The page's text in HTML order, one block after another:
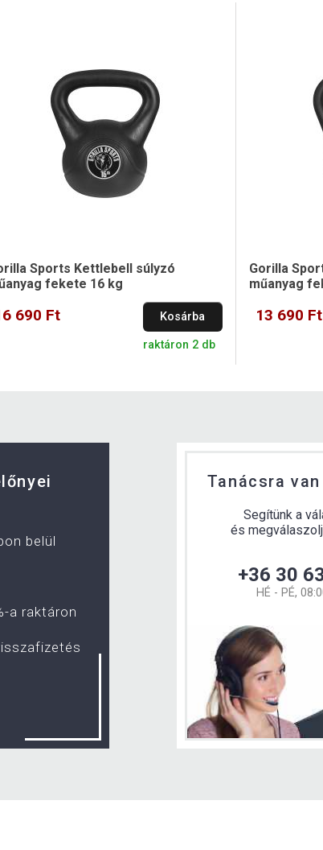
Sports Kettlebell súlyzó
fekete 16 kg
690 Ft Kosárba
raktáron 2 db
Gorilla
műanyag
13 690 Ft
belül
a raktáron
Tanácsra
Segítünk a
és
+36 30
HÉ - PÉ,